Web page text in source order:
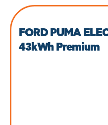
FORD PUMA
43kWh Premium